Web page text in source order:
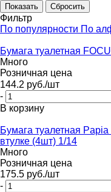
Сбросить
Фильтр
По популярности По
Бумага туалетная
Много
Розничная цена
144.2 руб./шт
-
В корзину
Бумага туалетная
втулке (4шт) 1/14
Много
Розничная цена
175.5 руб./шт
-